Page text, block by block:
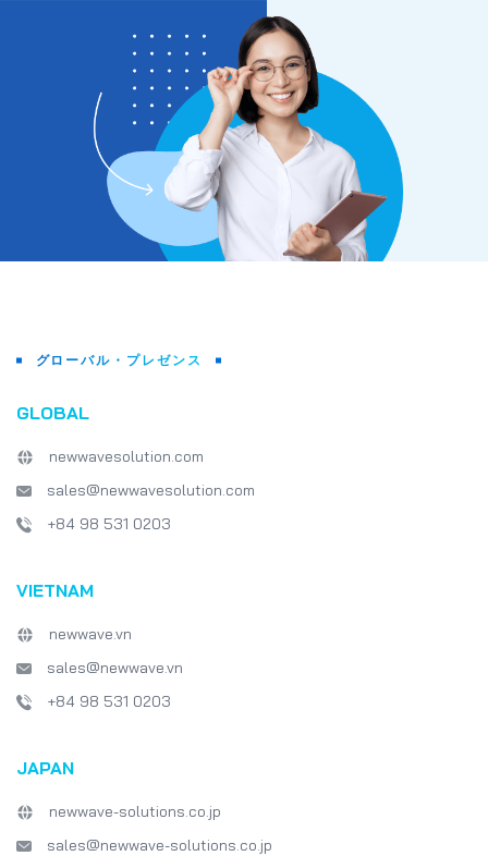
グローバル・プレゼンス
GLOBAL
newwavesolution.com
sales@newwavesolution.com
+84 98 531 0203
VIETNAM
newwave.vn
sales@newwave.vn
+84 98 531 0203
JAPAN
newwave-solutions.co.jp
sales@newwave-solutions.co.jp